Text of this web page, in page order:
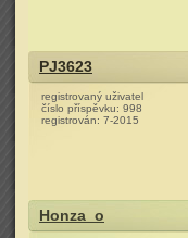
PJ3623
registrovaný uživatel
číslo příspěvku: 998
registrován: 7-2015
Honza_o